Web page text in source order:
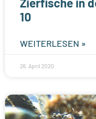
10
WEITERLESEN »
26. April 2020